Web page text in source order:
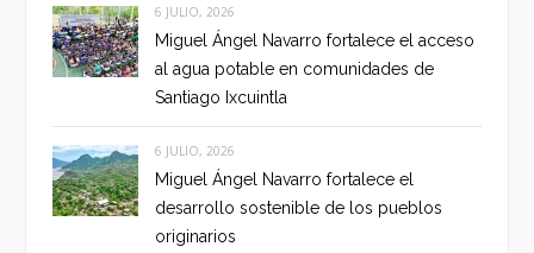
6 JULIO, 2026
Miguel Ángel Navarro fortalece el acceso
al agua potable en comunidades de
Santiago Ixcuintla
6 JULIO, 2026
Miguel Ángel Navarro fortalece el
desarrollo sostenible de los pueblos
originarios